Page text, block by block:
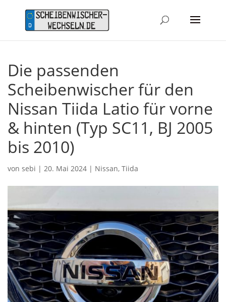
Die passenden
Scheibenwischer für den
Nissan Tiida Latio für vorne
& hinten (Typ SC11, BJ 2005
bis 2010)
von sebi | 20. Mai 2024 | Nissan, Tiida